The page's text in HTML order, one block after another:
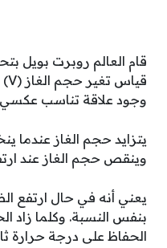
وجود علاقة تناسب
يتزايد حجم الغاز
وينقص حجم الغاز عند
يعني أنه في حال ارتفع
بنفس النسبة. وكلما زاد
الحفاظ على درجة حرارة